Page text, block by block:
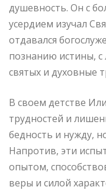
душевность. Он с
усердием изучал
отдавался
познанию истины,
святых и духовные
В своем детстве
трудностей и
бедность и нужду,
Напротив, эти
опытом,
веры и силой